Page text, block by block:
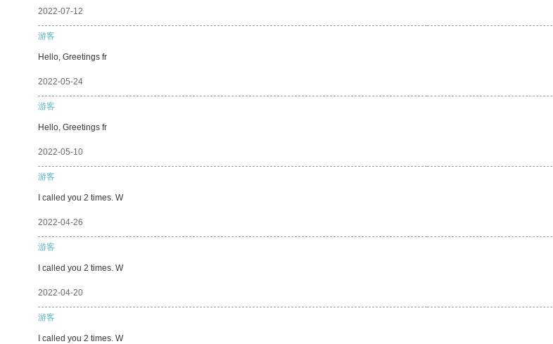
2022-07-12
游客
Hello, Greetings fr
2022-05-24
游客
Hello, Greetings fr
2022-05-10
游客
I called you 2 times. W
2022-04-26
游客
I called you 2 times. W
2022-04-20
游客
I called you 2 times. W